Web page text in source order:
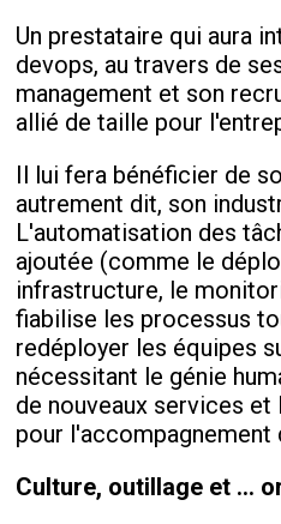
Un prestataire qui aura
devops, au travers de
management et son
allié de taille pour
Il lui fera bénéficier de
autrement dit, son
L'automatisation des
ajoutée (comme le
infrastructure, le
fiabilise les processus
redéployer les équipes
nécessitant le génie
de nouveaux services
pour l'accompagnement
Culture, outillage et ...